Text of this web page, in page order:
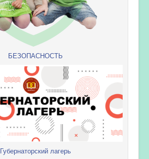
БЕЗОПАСНОСТЬ
Губернаторский лагерь